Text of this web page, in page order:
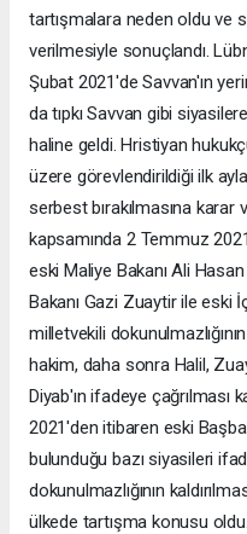
tartışmalara neden oldu ve
verilmesiyle sonuçlandı.
Şubat 2021'de Savvan'ın
da tıpkı Savvan gibi
haline geldi. Hristiyan
üzere görevlendirildiği ilk
serbest bırakılmasına
kapsamında 2 Temmuz
eski Maliye Bakanı Ali Hasan
Bakanı Gazi Zuaytir ile eski
milletvekili
hakim, daha sonra Halil,
Diyab'ın ifadeye çağrılması
2021'den itibaren eski
bulunduğu bazı siyasileri
dokunulmazlığının
ülkede tartışma konusu